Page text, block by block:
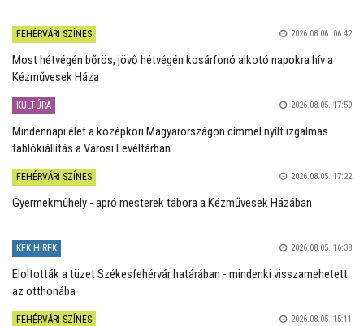
FEHÉRVÁRI SZÍNES 2026.08.06. 06:42
Most hétvégén bőrös, jövő hétvégén kosárfonó alkotó napokra hív a
Kézművesek Háza
KULTÚRA 2026.08.05. 17:59
Mindennapi élet a középkori Magyarországon címmel nyílt izgalmas
tablókiállítás a Városi Levéltárban
FEHÉRVÁRI SZÍNES 2026.08.05. 17:22
Gyermekműhely - apró mesterek tábora a Kézművesek Házában
KÉK HÍREK 2026.08.05. 16:38
Eloltották a tüzet Székesfehérvár határában - mindenki visszamehetett
az otthonába
FEHÉRVÁRI SZÍNES 2026.08.05. 15:11